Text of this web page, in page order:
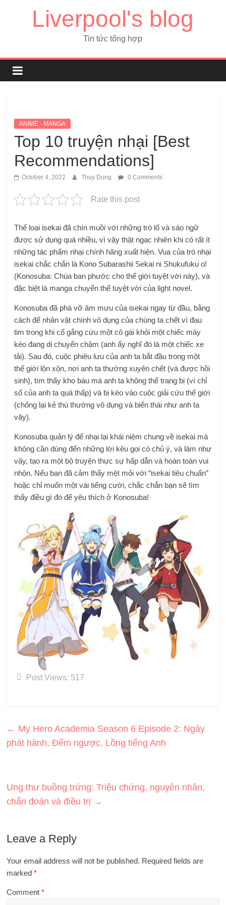
Liverpool's blog
Tin tức tổng hợp
ANIME - MANGA
Top 10 truyện nhại [Best
Recommendations]
October 4, 2022 Thuy Dung 0 Comments
Rate this post
Thể loại isekai đã chín muồi với những trò lố và sáo ngữ
được sử dụng quá nhiều, vì vậy thật ngạc nhiên khi có rất ít
những tác phẩm nhại chính hãng xuất hiện. Vua của trò nhại
isekai chắc chắn là Kono Subarashii Sekai ni Shukufuku o!
(Konosuba: Chúa ban phước cho thế giới tuyệt vời này), và
đặc biệt là manga chuyển thể tuyệt vời của light novel.
Konosuba đã phá vỡ âm mưu của isekai ngay từ đầu, bằng
cách để nhân vật chính vô dụng của chúng ta chết vì đau
tim trong khi cố gắng cứu một cô gái khỏi một chiếc máy
kéo đang di chuyển chậm (anh ấy nghĩ đó là một chiếc xe
tải). Sau đó, cuộc phiêu lưu của anh ta bắt đầu trong một
thế giới lộn xộn, nơi anh ta thường xuyên chết (và được hồi
sinh), tìm thấy kho báu mà anh ta không thể trang bị (vì chỉ
số của anh ta quá thấp) và bị kéo vào cuộc giải cứu thế giới
(chống lại kẻ thù thường vô dụng và biến thái như anh ta
vậy).
Konosuba quản lý để nhại lại khái niệm chung về isekai mà
không cần dùng đến những lời kêu gọi có chủ ý, và làm như
vậy, tạo ra một bộ truyện thực sự hấp dẫn và hoàn toàn vui
nhộn. Nếu bạn đã cảm thấy mệt mỏi với “isekai tiêu chuẩn”
hoặc chỉ muốn một vài tiếng cười, chắc chắn bạn sẽ tìm
thấy điều gì đó để yêu thích ở Konosuba!
Post Views: 517
← My Hero Academia Season 6 Episode 2: Ngày
phát hành, Đếm ngược, Lồng tiếng Anh
Ung thư buồng trứng: Triệu chứng, nguyên nhân,
chẩn đoán và điều trị →
Leave a Reply
Your email address will not be published. Required fields are
marked*
Comment*